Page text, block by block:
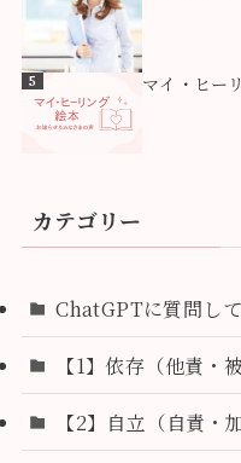
5 マイ・ヒー
カテゴリー
ChatGPTに質問して
【1】依存（他責・
【2】自立（自責・